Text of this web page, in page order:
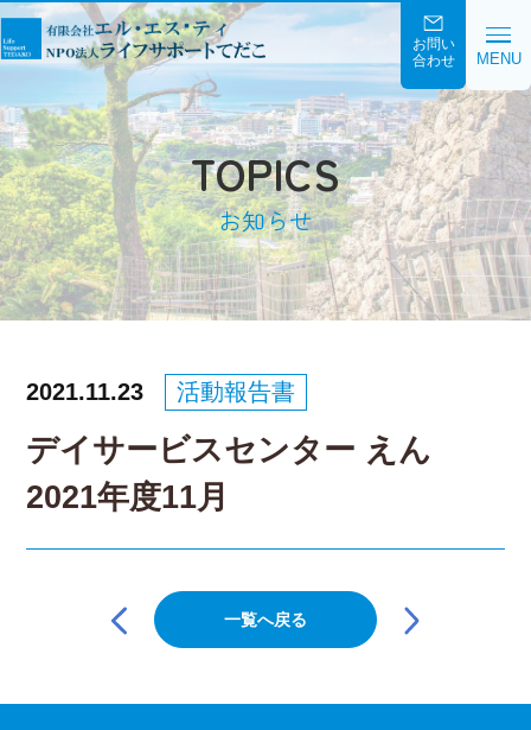
お問い
合わせ
MENU
TOPICS
お知らせ
デイサービスセンター えん
2021年度11月
2021.11.23 活動報告書
シ
一覧へ戻る